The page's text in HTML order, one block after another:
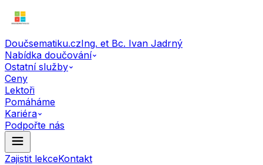
Doučsematiku.czIng. et Bc. Ivan Jadrný
Nabídka doučování
Ostatní služby
Ceny
Lektoři
Pomáháme
Kariéra
Podpořte nás
Zajistit lekceKontakt